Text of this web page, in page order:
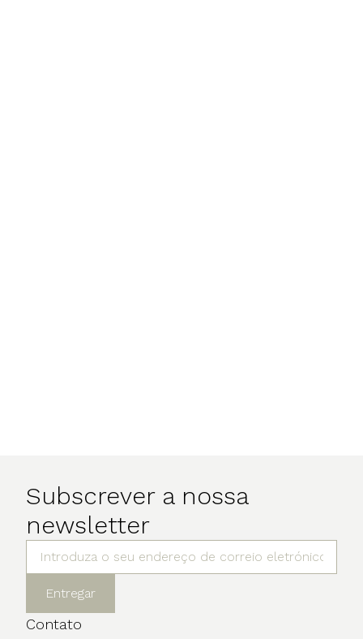
Subscrever a nossa
newsletter
Entregar
Contato